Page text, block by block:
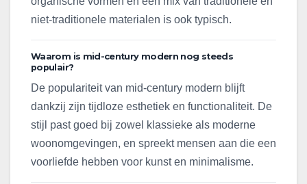
niet-traditionele materialen is ook typisch.
Waarom is mid-century modern nog steeds
populair?
De populariteit van mid-century modern blijft
dankzij zijn tijdloze esthetiek en functionaliteit. De
stijl past goed bij zowel klassieke als moderne
woonomgevingen, en spreekt mensen aan die een
voorliefde hebben voor kunst en minimalisme.